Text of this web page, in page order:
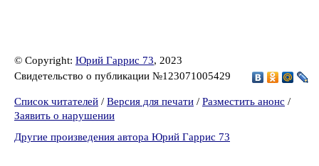
© Copyright: Юрий Гаррис 73, 2023
Свидетельство о публикации №123071005429
Список читателей / Версия для печати / Разместить анонс /
Заявить о нарушении
Другие произведения автора Юрий Гаррис 73